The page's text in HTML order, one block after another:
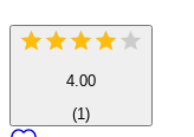
4.00
(1)